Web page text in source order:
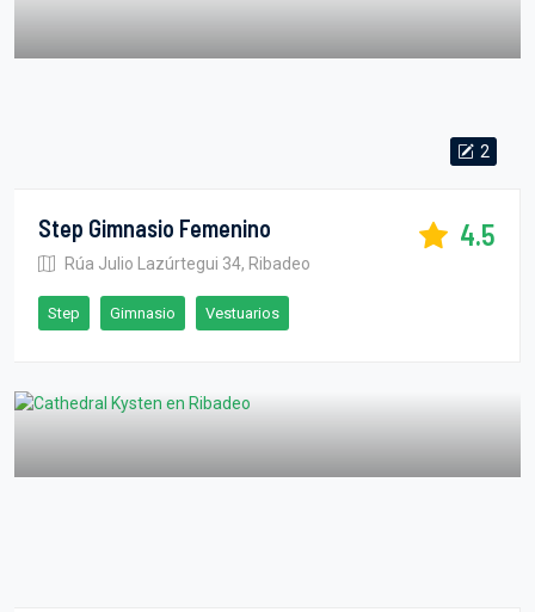
2
Step Gimnasio Femenino
Rúa Julio Lazúrtegui 34, Ribadeo
4.5
Step Gimnasio Vestuarios